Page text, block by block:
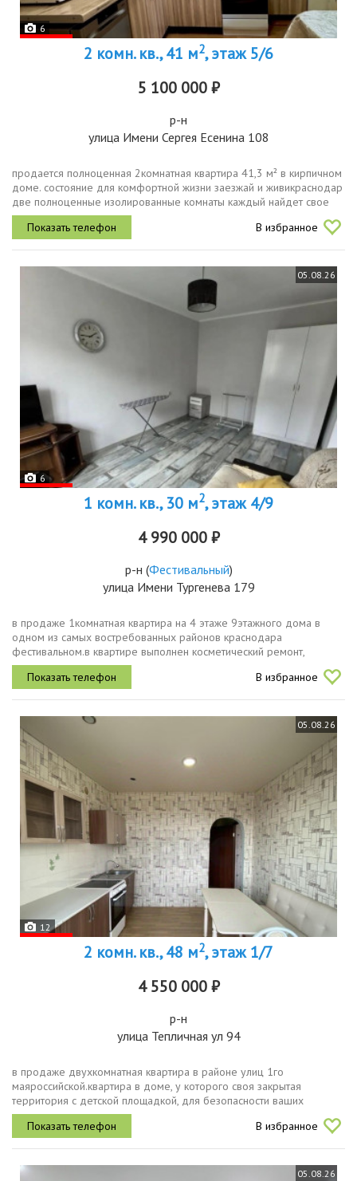
6
2 комн. кв., 41 м2, этаж 5/6
5 100 000 ₽
р-н
улица Имени Сергея Есенина 108
продается полноценная 2комнатная квартира 41,3 м² в кирпичном
доме. состояние для комфортной жизни заезжай и живикраснодар
две полноценные изолированные комнаты каждый найдет свое
личное пространство. отдельная кухня, лоджия и совмещенный
санузел....
В избранное
05.08.26
6
1 комн. кв., 30 м2, этаж 4/9
4 990 000 ₽
р-н (Фестивальный)
улица Имени Тургенева 179
в продаже 1комнатная квартира на 4 этаже 9этажного дома в
одном из самых востребованных районов краснодара
фестивальном.в квартире выполнен косметический ремонт,
остаётся мебель и вся необходимая бытовая техника. заезжайте и
живите, или сдавайте и...
В избранное
05.08.26
12
2 комн. кв., 48 м2, этаж 1/7
4 550 000 ₽
р-н
улица Тепличная ул 94
в продаже двухкомнатная квартира в районе улиц 1го
маяроссийской.квартира в доме, у которого своя закрытая
территория с детской площадкой, для безопасности ваших
детей.отличное местоположение, рядом есть всё необходимое
для жизни магазины, аптеки,...
В избранное
05.08.26